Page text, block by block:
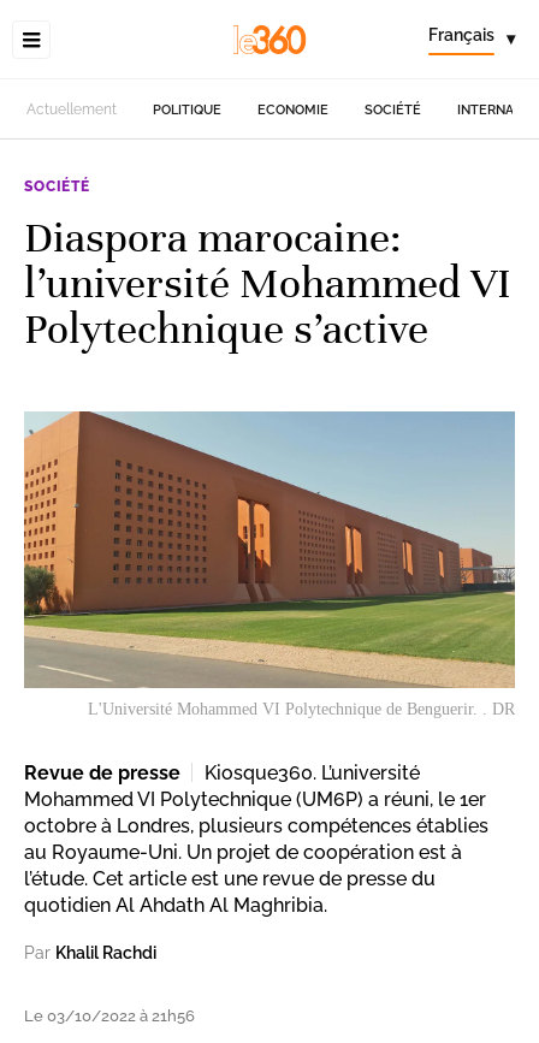
Français ▾
Actuellement POLITIQUE ECONOMIE SOCIÉTÉ
SOCIÉTÉ
Diaspora marocaine:
l’université Mohammed VI
Polytechnique s’active
L'Université Mohammed VI Polytechnique de Benguerir. . DR
Revue de presse
Kiosque360. L’université
Mohammed VI Polytechnique (UM6P) a réuni, le 1er
octobre à Londres, plusieurs compétences établies
au Royaume-Uni. Un projet de coopération est à
l’étude. Cet article est une revue de presse du
quotidien Al Ahdath Al Maghribia.
Par Khalil Rachdi
Le 03/10/2022 à 21h56